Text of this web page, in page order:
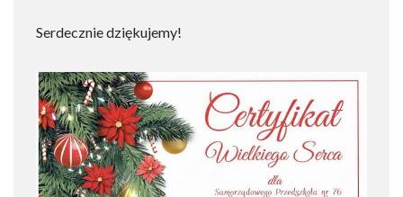
Serdecznie dziękujemy!